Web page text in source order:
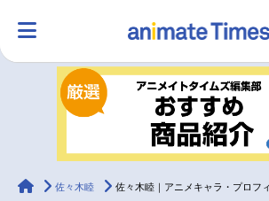
ランキング アニメ
ラジオ グッズ
animateTimes
佐々木睦 佐々木睦｜アニメキャラ・プロフィール・